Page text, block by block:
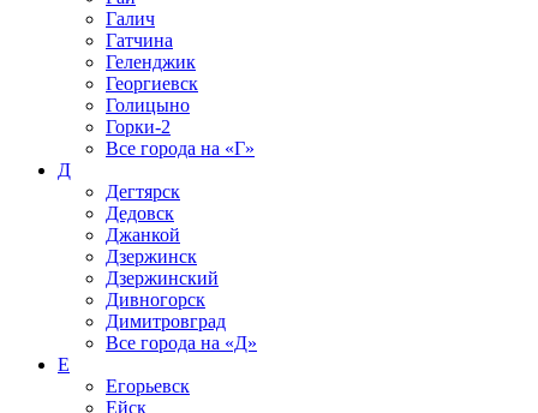
Галич
Гатчина
Геленджик
Георгиевск
Голицыно
Горки-2
Все города на «Г»
Д
Дегтярск
Дедовск
Джанкой
Дзержинск
Дзержинский
Дивногорск
Димитровград
Все города на «Д»
Е
Егорьевск
Ейск